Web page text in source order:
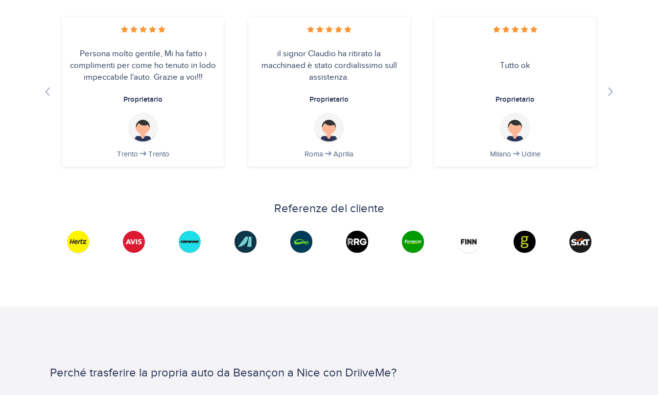
Persona molto gentile, Mi ha fatto i
complimenti per come ho tenuto in lodo
impeccabile l'auto. Grazie a voi!!!
Proprietario
Trento Trento
il signor Claudio ha ritirato la
macchinaed è stato cordialissimo sull
assistenza.
Proprietario
Roma Aprilia
Tutto ok
Proprietario
Milano Udine
Referenze del cliente
Perché trasferire la propria auto da Besançon a Nice con DriiveMe?